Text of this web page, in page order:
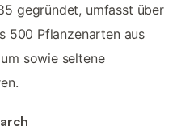
gegründet, umfasst über
500 Pflanzenarten aus
sowie seltene